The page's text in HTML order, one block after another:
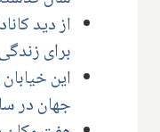
از دید
برای
این
جهان در سال ۲۰۲۲